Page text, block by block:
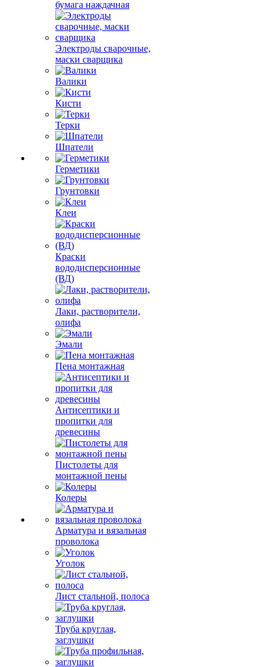
бумага наждачная
Электроды сварочные,
маски сварщика
Валики
Кисти
Терки
Шпатели
Герметики
Грунтовки
Клеи
Краски
вододисперсионные
(ВД)
Лаки, растворители,
олифа
Эмали
Пена монтажная
Антисептики и
пропитки для
древесины
Пистолеты для
монтажной пены
Колеры
Арматура и вязальная
проволока
Уголок
Лист стальной, полоса
Труба круглая,
заглушки